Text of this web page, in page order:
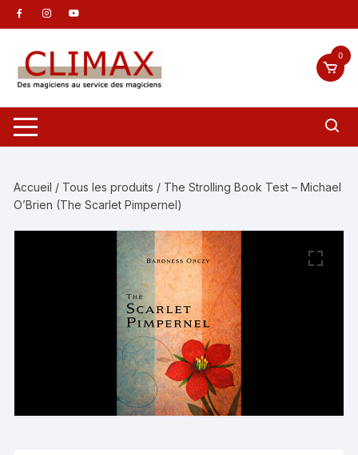
Aller
au
contenu
0
Accueil / Tous les produits / The Strolling Book Test – Michael
O’Brien (The Scarlet Pimpernel)